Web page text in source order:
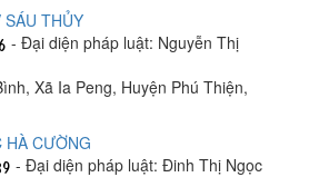
THỦY
- Đại diện pháp luật: Nguyễn Thị
Xã Ia Peng, Huyện Phú Thiện,
CƯỜNG
- Đại diện pháp luật: Đinh Thị Ngọc